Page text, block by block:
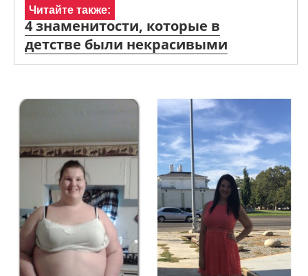
Читайте также:
4 знаменитости, которые в
детстве были некрасивыми